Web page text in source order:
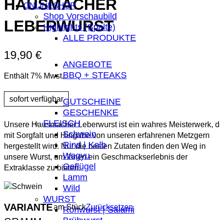
ONLINESHOP
Shop Vorschaubild
Highlights (Spalte)
ALLE PRODUKTE
ANGEBOTE
BBQ + STEAKS
GUTSCHEINE
GESCHENKE
FLEISCH
Schwein
Rind | Kalb
Wagyu
Geflügel
Lamm
Wild
WURST
Rohwurst | Salami
HAUSMACHER
LEBERWURST
19,90 €
Enthält 7% Mwst.
Unsere Hausmacher Leberwurst ist ein wahres Meisterwerk,
mit Sorgfalt und Hingabe von unseren erfahrenen Metzgern
hergestellt wird. Nur die besten Zutaten finden den Weg in
unsere Wurst, um Ihnen ein Geschmackserlebnis der
Extraklasse zu bieten.
VARIANTEam StückZurücksetzen